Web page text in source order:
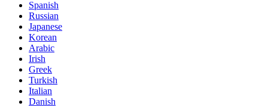
Spanish
Russian
Japanese
Korean
Arabic
Irish
Greek
Turkish
Italian
Danish